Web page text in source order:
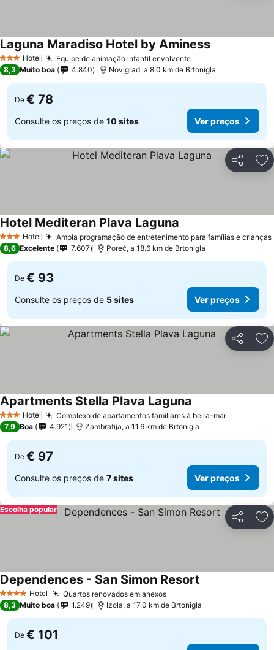
3 EstrelasHotel Equipe de animação infantil envolventeVer preços
Laguna Maradiso Hotel by AminessVer preços
8,3 Muito boa 4.840 Novigrad, a 8.0 km de Brtonigla
De € 78
Consulte os preços de 10 sites Ver preços
Partilhar
3 EstrelasHotel Ampla programação de entretenimento para famílias e crianças
Hotel Mediteran Plava Laguna
8,6 Excelente 7.607 Poreč, a 18.6 km de Brtonigla
De € 93
Consulte os preços de 5 sites Ver preços
Partilhar
3 EstrelasHotel Complexo de apartamentos familiares à beira-marVer
Apartments Stella Plava Laguna
7,9 Boa 4.921 Zambratija, a 11.6 km de Brtonigla
De € 97
Consulte os preços de 7 sites Ver preços
Partilhar
Escolha popular
4 EstrelasHotel Quartos renovados em anexosVer preços
Dependences - San Simon Resort
8,3 Muito boa 1.249 Izola, a 17.0 km de Brtonigla
De € 101